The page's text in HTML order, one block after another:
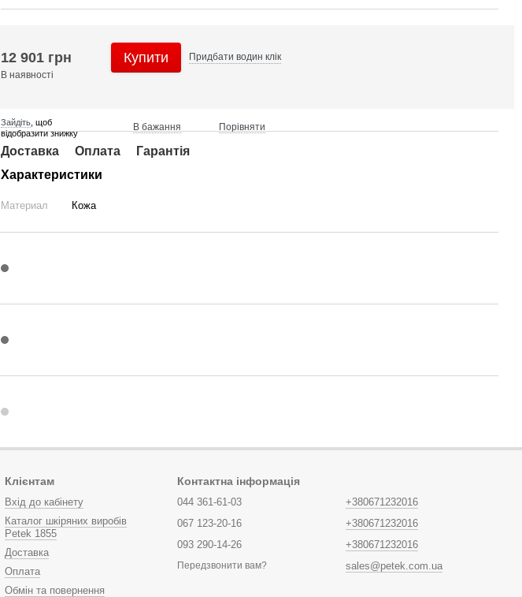
12 901 грн
В наявності
Купити Придбати водин клік
Зайдіть , щоб
відобразити знижку
В бажання Порівняти
Доставка Оплата
Гарантія
Характеристики
Материал Кожа
Клієнтам
Вхід до кабінету
Каталог шкіряних виробів
Petek 1855
Доставка
Оплата
Обмін та повернення
Контактна інформація
044 361-61-03
067 123-20-16
093 290-14-26
Передзвонити вам?
+380671232016
+380671232016
+380671232016
sales@petek.com.ua